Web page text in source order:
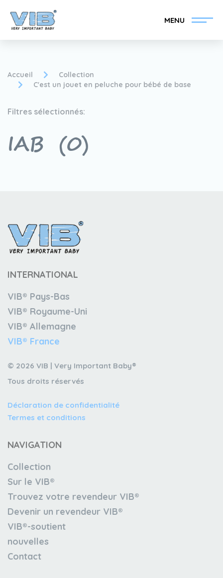
MENU
Devenir un revendeur
Collection
Contact
Accueil
Collection
C'est un jouet en peluche pour bébé de base
Filtres sélectionnés:
IAB (0)
INTERNATIONAL
VIB® Pays-Bas
VIB® Royaume-Uni
VIB® Allemagne
VIB® France
© 2026 VIB | Very Important Baby®
Tous droits réservés
Déclaration de confidentialité
Termes et conditions
NAVIGATION
Collection
Sur le VIB®
Trouvez votre revendeur VIB®
Devenir un revendeur VIB®
VIB®-soutient
nouvelles
Contact